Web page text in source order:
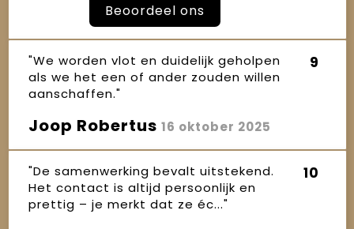
Beoordeel ons
"We worden vlot en duidelijk geholpen
als we het een of ander zouden willen
aanschaffen."
9
Joop Robertus 16 oktober 2025
"De samenwerking bevalt uitstekend.
Het contact is altijd persoonlijk en
prettig – je merkt dat ze éc..."
10